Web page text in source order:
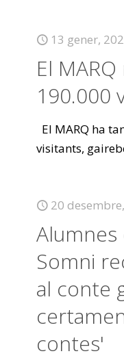
13 gener,
El
190.000
El MARQ ha
visitants,
20
Alumnes
Somni
al conte
contes'